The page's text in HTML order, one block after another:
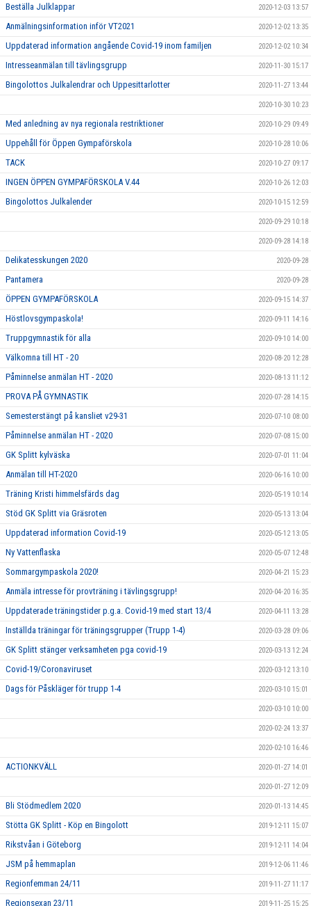
Beställa Julklappar 2020-12-03 13:57
Anmälningsinformation inför VT2021 2020-12-02 13:35
Uppdaterad information angående Covid-19 inom familjen 2020-12-02 10:34
Intresseanmälan till tävlingsgrupp 2020-11-30 15:17
Bingolottos Julkalendrar och Uppesittarlotter 2020-11-27 13:44
2020-10-30 10:23
Med anledning av nya regionala restriktioner 2020-10-29 09:49
Uppehåll för Öppen Gympaförskola 2020-10-28 10:06
TACK 2020-10-27 09:17
INGEN ÖPPEN GYMPAFÖRSKOLA V.44 2020-10-26 12:03
Bingolottos Julkalender 2020-10-15 12:59
2020-09-29 10:18
2020-09-28 14:18
Delikatesskungen 2020 2020-09-28
Pantamera 2020-09-28
ÖPPEN GYMPAFÖRSKOLA 2020-09-15 14:37
Höstlovsgympaskola! 2020-09-11 14:16
Truppgymnastik för alla 2020-09-10 14:00
Välkomna till HT - 20 2020-08-20 12:28
Påminnelse anmälan HT - 2020 2020-08-13 11:12
PROVA PÅ GYMNASTIK 2020-07-28 14:15
Semesterstängt på kansliet v29-31 2020-07-10 08:00
Påminnelse anmälan HT - 2020 2020-07-08 15:00
GK Splitt kylväska 2020-07-01 11:04
Anmälan till HT-2020 2020-06-16 10:00
Träning Kristi himmelsfärds dag 2020-05-19 10:14
Stöd GK Splitt via Gräsroten 2020-05-13 13:04
Uppdaterad information Covid-19 2020-05-12 13:05
Ny Vattenflaska 2020-05-07 12:48
Sommargympaskola 2020! 2020-04-21 15:23
Anmäla intresse för provträning i tävlingsgrupp! 2020-04-20 16:35
Uppdaterade träningstider p.g.a. Covid-19 med start 13/4 2020-04-11 13:28
Inställda träningar för träningsgrupper (Trupp 1-4) 2020-03-28 09:06
GK Splitt stänger verksamheten pga covid-19 2020-03-13 12:24
Covid-19/Coronaviruset 2020-03-12 13:10
Dags för Påskläger för trupp 1-4 2020-03-10 15:01
2020-03-10 10:00
2020-02-24 13:37
2020-02-10 16:46
ACTIONKVÄLL 2020-01-27 14:01
2020-01-27 12:09
Bli Stödmedlem 2020 2020-01-13 14:45
Stötta GK Splitt - Köp en Bingolott 2019-12-11 15:07
Rikstvåan i Göteborg 2019-12-11 14:04
JSM på hemmaplan 2019-12-06 11:46
Regionfemman 24/11 2019-11-27 11:17
Regionsexan 23/11 2019-11-25 15:25